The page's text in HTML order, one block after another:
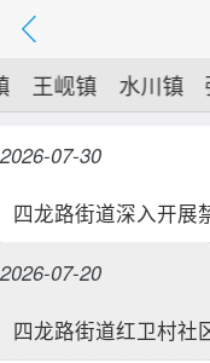
王岘镇 水川镇
2026-07-30
四龙路街道深入开展
2026-07-20